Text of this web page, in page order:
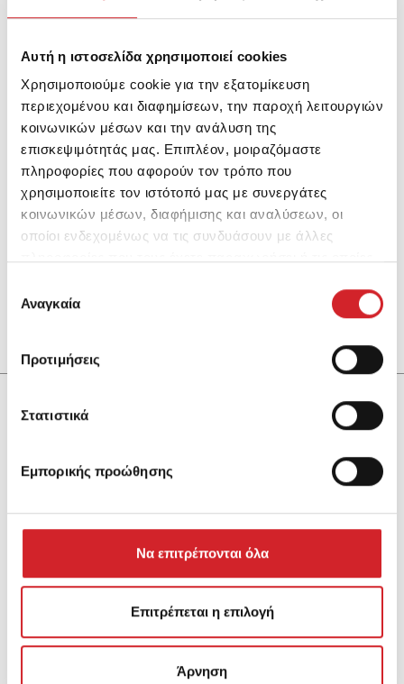
Αυτή η ιστοσελίδα χρησιμοποιεί cookies
Χρησιμοποιούμε cookie για την εξατομίκευση
περιεχομένου και διαφημίσεων, την παροχή λειτουργιών
κοινωνικών μέσων και την ανάλυση της
επισκεψιμότητάς μας. Επιπλέον, μοιραζόμαστε
πληροφορίες που αφορούν τον τρόπο που
χρησιμοποιείτε τον ιστότοπό μας με συνεργάτες
κοινωνικών μέσων, διαφήμισης και αναλύσεων, οι
οποίοι ενδεχομένως να τις συνδυάσουν με άλλες
των υπηρεσιών τους.
συγκατάθεσης
Αναγκαία
Προτιμήσεις
Στατιστικά
Εμπορικής προώθησης
Να επιτρέπονται όλα
Επιτρέπεται η επιλογή
Άρνηση
Υψηλών επιδόσεων, ρητινούχα, τσιμεντοειδής κόλλα
FixoTile Pro 10